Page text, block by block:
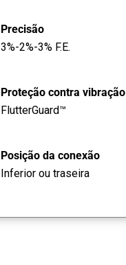
Precisão
3%-2%-3% F.E.
Proteção contra vibração
FlutterGuard™
Posição da conexão
Inferior ou traseira